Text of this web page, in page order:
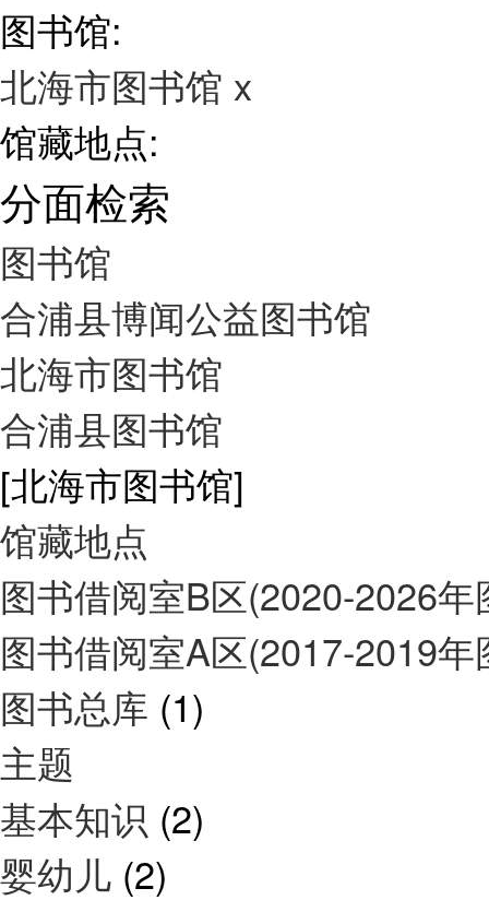
图书馆:
北海市图书馆 x
馆藏地点:
分面检索
图书馆
合浦县博闻公益图书馆
北海市图书馆
合浦县图书馆
[北海市图书馆]
馆藏地点
图书借阅室B区(2020-2026
图书借阅室A区(2017-2019
图书总库 (1)
主题
基本知识 (2)
婴幼儿 (2)